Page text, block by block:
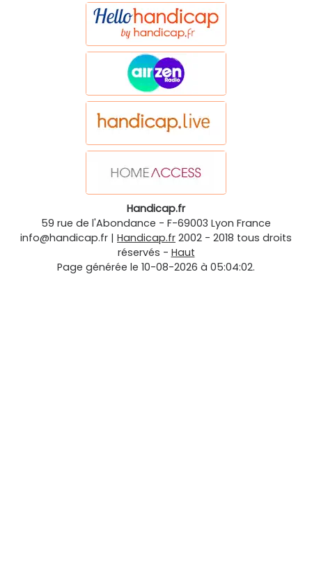
Handicap.fr
59 rue de l'Abondance - F-69003 Lyon France
info@handicap.fr | Handicap.fr 2002 - 2018 tous droits
réservés - Haut
Page générée le 10-08-2026 à 05:04:02.